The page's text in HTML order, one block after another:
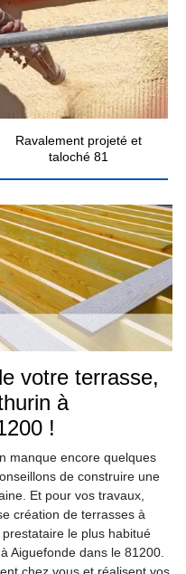
Ravalement projeté et
taloché 81
votre terrasse,
à
!
manque encore quelques
de construire une
Et pour vos travaux,
création de terrasses à
le plus habitué
Aiguefonde dans le 81200.